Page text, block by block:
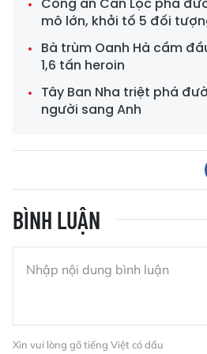
Công an Can Lộc phá
mô lớn, khởi tố 5 đối
Bà trùm Oanh Hà cầm
1,6 tấn heroin
Tây Ban Nha triệt phá
người sang Anh
BÌNH LUẬN
Xin vui lòng gõ tiếng Việt có dấu